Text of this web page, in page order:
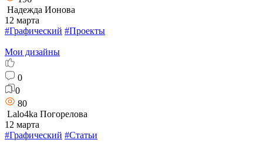
Надежда Ионова
12 марта
#Графический #Проекты
Мои дизайны
0
0
80
Lalo4ka Погорелова
12 марта
#Графический #Статьи